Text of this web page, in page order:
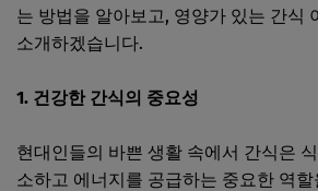
는 방법을 알아보고, 영양가 있는 간식
소개하겠습니다.
1. 건강한 간식의 중요성
현대인들의 바쁜 생활 속에서 간식은
소하고 에너지를 공급하는 중요한 역